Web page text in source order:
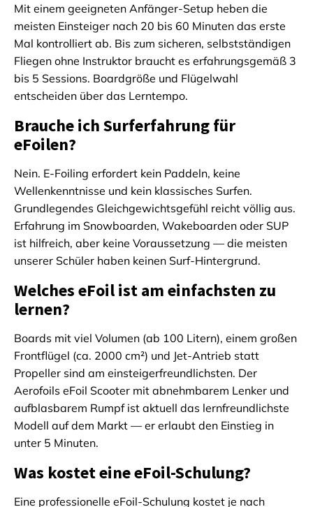
Mit einem geeigneten Anfänger-Setup heben die
meisten Einsteiger nach 20 bis 60 Minuten das erste
Mal kontrolliert ab. Bis zum sicheren, selbstständigen
Fliegen ohne Instruktor braucht es erfahrungsgemäß 3
bis 5 Sessions. Boardgröße und Flügelwahl
entscheiden über das Lerntempo.
Brauche ich Surferfahrung für
eFoilen?
Nein. E-Foiling erfordert kein Paddeln, keine
Wellenkenntnisse und kein klassisches Surfen.
Grundlegendes Gleichgewichtsgefühl reicht völlig aus.
Erfahrung im Snowboarden, Wakeboarden oder SUP
ist hilfreich, aber keine Voraussetzung — die meisten
unserer Schüler haben keinen Surf-Hintergrund.
Welches eFoil ist am einfachsten zu
lernen?
Boards mit viel Volumen (ab 100 Litern), einem großen
Frontflügel (ca. 2000 cm²) und Jet-Antrieb statt
Propeller sind am einsteigerfreundlichsten. Der
Aerofoils eFoil Scooter mit abnehmbarem Lenker und
aufblasbarem Rumpf ist aktuell das lernfreundlichste
Modell auf dem Markt — er erlaubt den Einstieg in
unter 5 Minuten.
Was kostet eine eFoil-Schulung?
Eine professionelle eFoil-Schulung kostet je nach